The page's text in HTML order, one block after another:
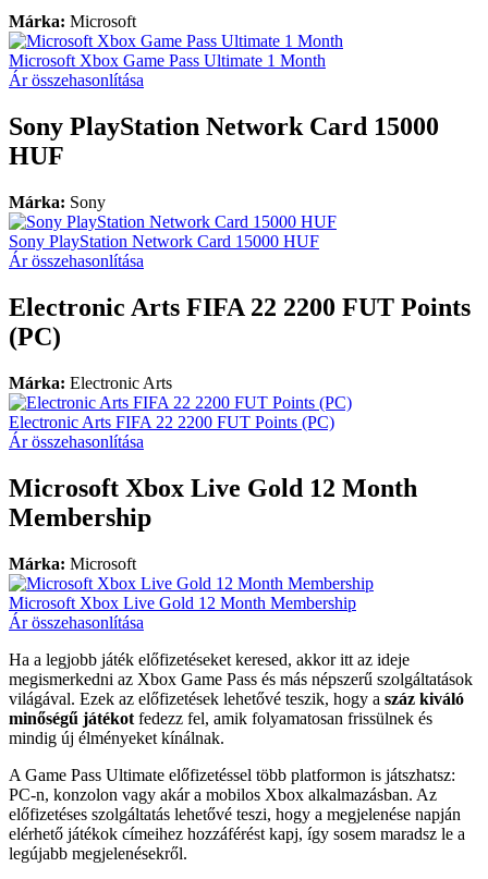
Márka: Microsoft
Microsoft Xbox Game Pass Ultimate 1 Month
Ár összehasonlítása
Sony PlayStation Network Card 15000
HUF
Márka: Sony
Sony PlayStation Network Card 15000 HUF
Ár összehasonlítása
Electronic Arts FIFA 22 2200 FUT Points
(PC)
Márka: Electronic Arts
Electronic Arts FIFA 22 2200 FUT Points (PC)
Ár összehasonlítása
Microsoft Xbox Live Gold 12 Month
Membership
Márka: Microsoft
Microsoft Xbox Live Gold 12 Month Membership
Ár összehasonlítása
Ha a legjobb játék előfizetéseket keresed, akkor itt az ideje
megismerkedni az Xbox Game Pass és más népszerű szolgáltatások
világával. Ezek az előfizetések lehetővé teszik, hogy a száz kiváló
minőségű játékot fedezz fel, amik folyamatosan frissülnek és
mindig új élményeket kínálnak.
A Game Pass Ultimate előfizetéssel több platformon is játszhatsz:
PC-n, konzolon vagy akár a mobilos Xbox alkalmazásban. Az
előfizetéses szolgáltatás lehetővé teszi, hogy a megjelenése napján
elérhető játékok címeihez hozzáférést kapj, így sosem maradsz le a
legújabb megjelenésekről.